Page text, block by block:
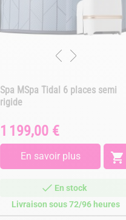
Spa MSpa Tidal 6 places semi
rigide
Prix
1 199,00 €
En savoir plus 
En stock
Livraison sous 72/96 heures